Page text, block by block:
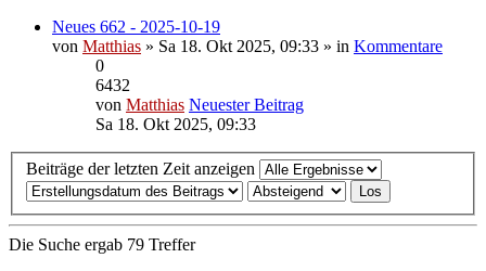
Neues 662 - 2025-10-19
von Matthias » Sa 18. Okt 2025, 09:33 » in Kommentare
0
6432
von Matthias Neuester Beitrag
Sa 18. Okt 2025, 09:33
Beiträge der letzten Zeit anzeigen
Die Suche ergab 79 Treffer